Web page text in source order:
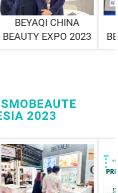
BEYAQI CHINA
BEAUTY EXPO 2023
2023